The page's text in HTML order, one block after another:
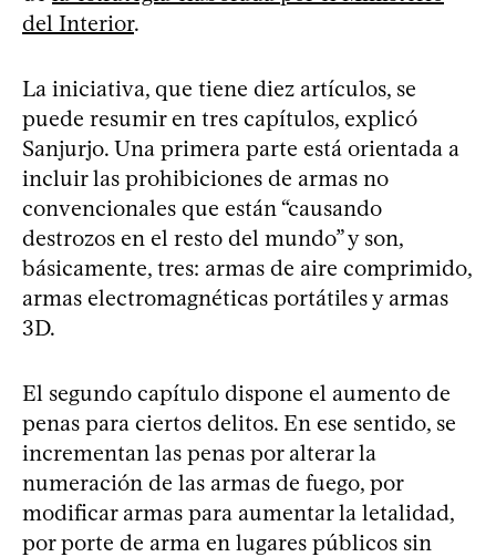
del Interior.
La iniciativa, que tiene diez artículos, se
puede resumir en tres capítulos, explicó
Sanjurjo. Una primera parte está orientada a
incluir las prohibiciones de armas no
convencionales que están “causando
destrozos en el resto del mundo” y son,
básicamente, tres: armas de aire comprimido,
armas electromagnéticas portátiles y armas
3D.
El segundo capítulo dispone el aumento de
penas para ciertos delitos. En ese sentido, se
incrementan las penas por alterar la
numeración de las armas de fuego, por
modificar armas para aumentar la letalidad,
por porte de arma en lugares públicos sin